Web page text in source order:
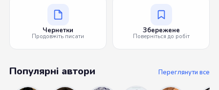
Чернетки
Продовжіть писати
Збережене
Поверніться до робіт
Популярні автори Переглянути все